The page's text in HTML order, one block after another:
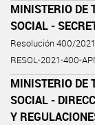
MINISTERIO DE
SOCIAL -
Resolución 400/2021
RESOL-2021-400-
MINISTERIO DE
SOCIAL -
Y